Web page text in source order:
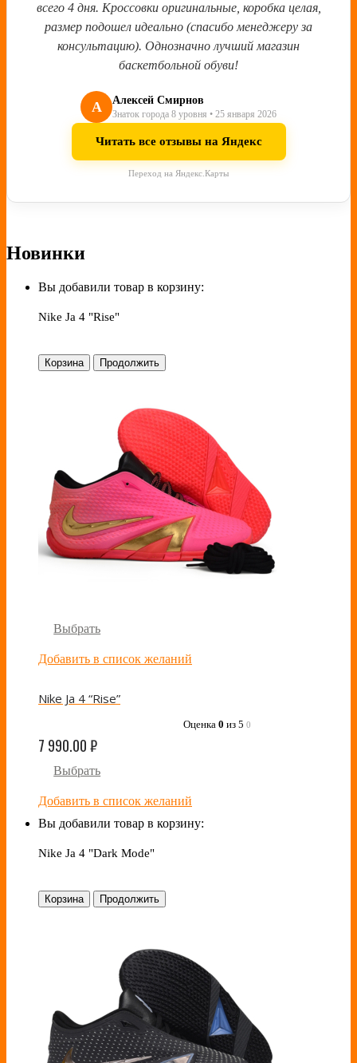
всего 4 дня. Кроссовки оригинальные, коробка целая,
размер подошел идеально (спасибо менеджеру за
консультацию). Однозначно лучший магазин
баскетбольной обуви!
А Алексей Смирнов
Знаток города 8 уровня • 25 января 2026
Читать все отзывы на Яндекс
Переход на Яндекс.Карты
Новинки
Вы добавили товар в корзину:
Nike Ja 4 "Rise"
Корзина Продолжить
Выбрать
Добавить в список желаний
Nike Ja 4 “Rise”
Оценка 0 из 5 0
7 990.00₽
Выбрать
Добавить в список желаний
Вы добавили товар в корзину:
Nike Ja 4 "Dark Mode"
Корзина Продолжить